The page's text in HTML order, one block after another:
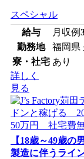
スペシャル
給与
月収例
勤務地
福岡県
寮・社宅 あり
詳しく
見る
【18歳～49歳
製造に伴うライ